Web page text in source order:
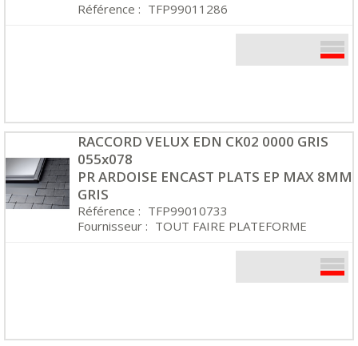
Référence : TFP99011286
RACCORD VELUX EDN CK02 0000 GRIS
055x078
PR ARDOISE ENCAST PLATS EP MAX 8MM
GRIS
Référence : TFP99010733
Fournisseur : TOUT FAIRE PLATEFORME